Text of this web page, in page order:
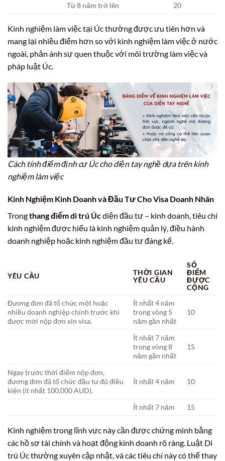
Từ 8 năm trở lên
20
Kinh nghiệm làm việc tại Úc thường được ưu tiên hơn và
mang lại nhiều điểm hơn so với kinh nghiệm làm việc ở nước
ngoài, phản ánh sự quen thuộc với môi trường làm việc và
pháp luật Úc.
Cách tính điểm định cư Úc cho diện tay nghề dựa trên kinh
nghiệm làm việc
Kinh Nghiệm Kinh Doanh và Đầu Tư Cho Visa Doanh Nhân
Trongthang điểm di trú Úcdiện đầu tư – kinh doanh, tiêu chí
kinh nghiệm được hiểu là kinh nghiệm quản lý, điều hành
doanh nghiệp hoặc kinh nghiệm đầu tư đáng kể.
YÊU CẦU
THỜI GIAN
YÊU CẦU
SỐ
ĐIỂM
ĐƯỢC
CỘNG
Đương đơn đã tổ chức một hoặc
nhiều doanh nghiệp chính trước khi
được mời nộp đơn xin visa.
Ít nhất 4 năm
trong vòng 5
năm gần nhất
10
Ít nhất 7 năm
trong vòng 8
năm gần nhất
15
Ngay trước thời điểm nộp đơn,
đương đơn đã tổ chức đầu tư đủ điều
kiện (ít nhất 100,000 AUD).
Ít nhất 4 năm 10
Ít nhất 7 năm 15
Kinh nghiệm trong lĩnh vực này cần được chứng minh bằng
các hồ sơ tài chính và hoạt động kinh doanh rõ ràng. Luật Di
trú Úc thường xuyên cập nhật, và các tiêu chí này có thể thay